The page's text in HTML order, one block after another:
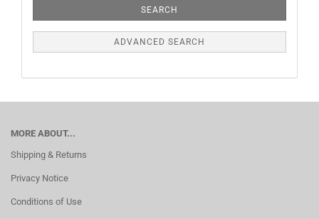
SEARCH
ADVANCED SEARCH
MORE ABOUT...
Shipping & Returns
Privacy Notice
Conditions of Use